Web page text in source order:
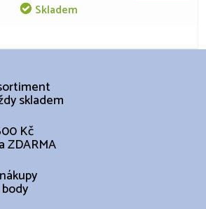
Skladem
skladem
Kč
ZDARMA